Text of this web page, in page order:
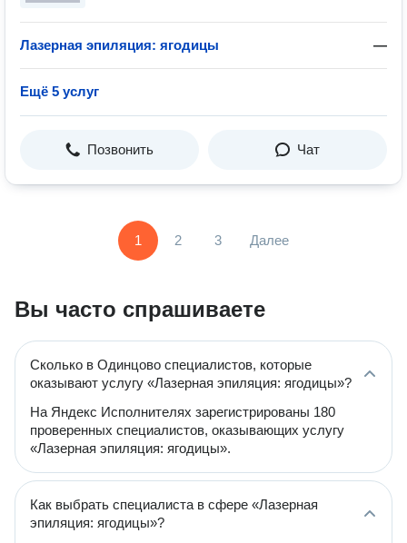
Лазерная эпиляция: ягодицы —
Ещё 5 услуг
Позвонить Чат
1 2 3 Далее
Вы часто спрашиваете
Сколько в Одинцово специалистов, которые
оказывают услугу «Лазерная эпиляция: ягодицы»?
На Яндекс Исполнителях зарегистрированы 180
проверенных специалистов, оказывающих услугу
«Лазерная эпиляция: ягодицы».
Как выбрать специалиста в сфере «Лазерная
эпиляция: ягодицы»?